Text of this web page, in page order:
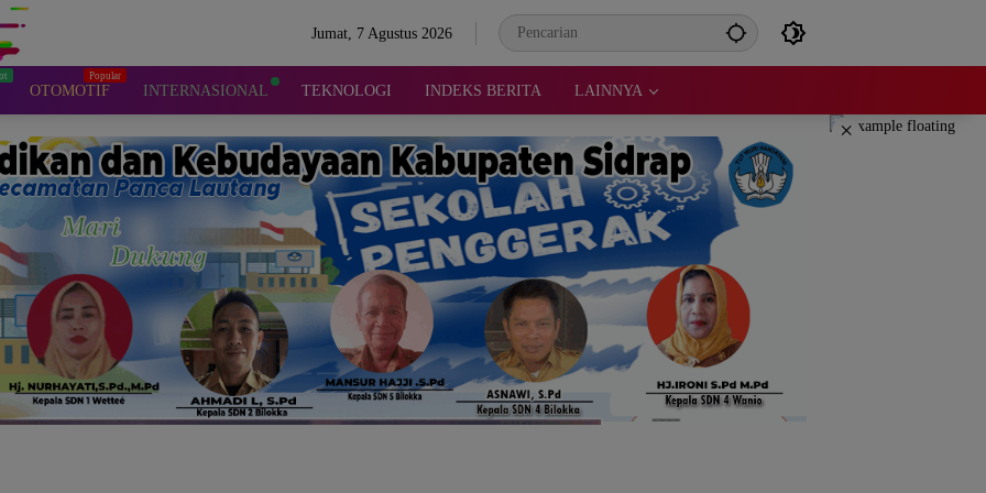
Jumat, 7 Agustus 2026
OTOMOTIF INTERNASIONAL TEKNOLOGI INDEKS BERITA LAINNYA
×